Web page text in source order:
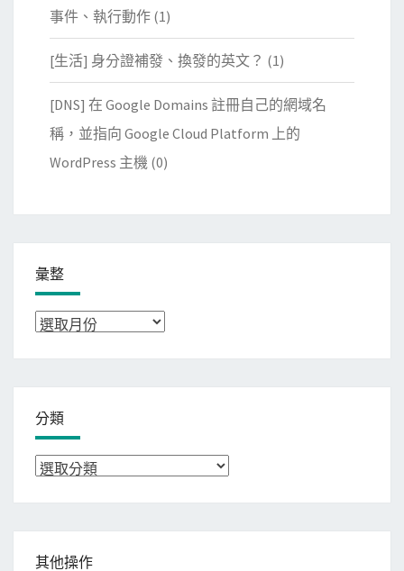
事件、執行動作 (1)
[生活] 身分證補發、換發的英文？ (1)
[DNS] 在 Google Domains 註冊自己的網域名
稱，並指向 Google Cloud Platform 上的
WordPress 主機 (0)
彙整
彙
分類
分
其他操作